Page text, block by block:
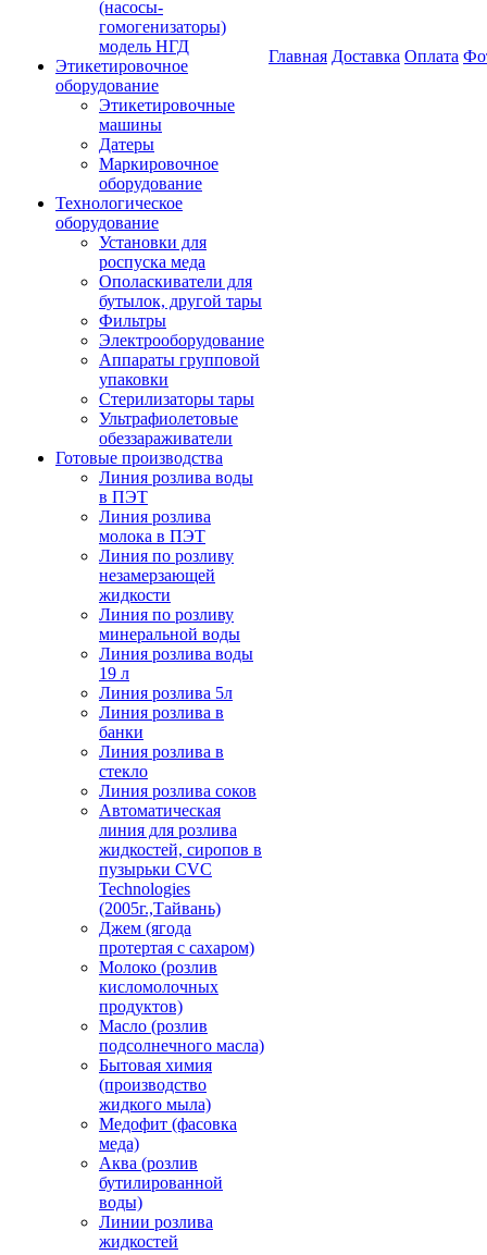
(насосы-
гомогенизаторы)
модель НГД
Этикетировочное
оборудование
Этикетировочные
машины
Датеры
Маркировочное
оборудование
Технологическое
оборудование
Установки для
роспуска меда
Ополаскиватели для
бутылок, другой тары
Фильтры
Электрооборудование
Аппараты групповой
упаковки
Стерилизаторы тары
Ультрафиолетовые
обеззараживатели
Готовые производства
Линия розлива воды
в ПЭТ
Линия розлива
молока в ПЭТ
Линия по розливу
незамерзающей
жидкости
Линия по розливу
минеральной воды
Линия розлива воды
19 л
Линия розлива 5л
Линия розлива в
банки
Линия розлива в
стекло
Линия розлива соков
Автоматическая
линия для розлива
жидкостей, сиропов в
пузырьки CVC
Technologies
(2005г.,Тайвань)
Джем (ягода
протертая с сахаром)
Молоко (розлив
кисломолочных
продуктов)
Масло (розлив
подсолнечного масла)
Бытовая химия
(производство
жидкого мыла)
Медофит (фасовка
меда)
Аква (розлив
бутилированной
воды)
Линии розлива
жидкостей
Главная Доставка Оплата